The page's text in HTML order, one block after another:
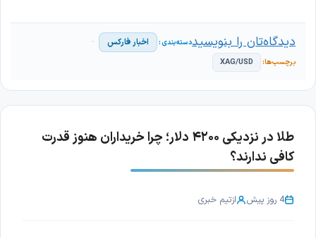
اخبار فارکس
XAG/USD
دیدگاه‌تان را بنویسید
طلا در نزدیکی ۴۲۰۰ دلار؛ چرا خریداران هنوز قدرت
کافی ندارند؟
4 روز پیش ازتیم خبری